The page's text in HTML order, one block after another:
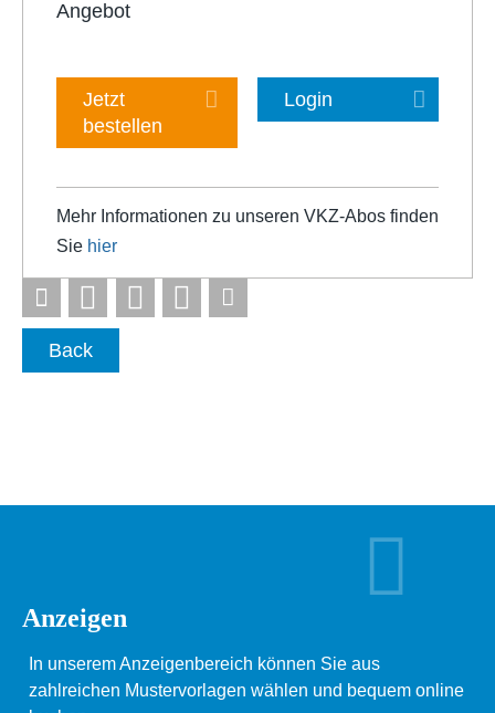
Angebot
Jetzt
bestellen
Login
Mehr Informationen zu unseren VKZ-Abos finden
Sie hier
Back
Anzeigen
In unserem Anzeigenbereich können Sie aus
zahlreichen Mustervorlagen wählen und bequem online